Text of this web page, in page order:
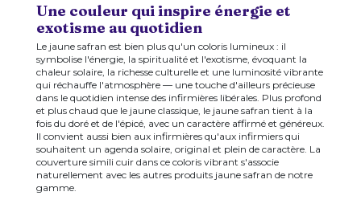
Une couleur qui inspire énergie et
exotisme au quotidien
Le jaune safran est bien plus qu'un coloris lumineux : il
symbolise l'énergie, la spiritualité et l'exotisme, évoquant la
chaleur solaire, la richesse culturelle et une luminosité vibrante
qui réchauffe l'atmosphère — une touche d'ailleurs précieuse
dans le quotidien intense des infirmières libérales. Plus profond
et plus chaud que le jaune classique, le jaune safran tient à la
fois du doré et de l'épicé, avec un caractère affirmé et généreux.
Il convient aussi bien aux infirmières qu'aux infirmiers qui
souhaitent un agenda solaire, original et plein de caractère. La
couverture simili cuir dans ce coloris vibrant s'associe
naturellement avec les autres produits jaune safran de notre
gamme.